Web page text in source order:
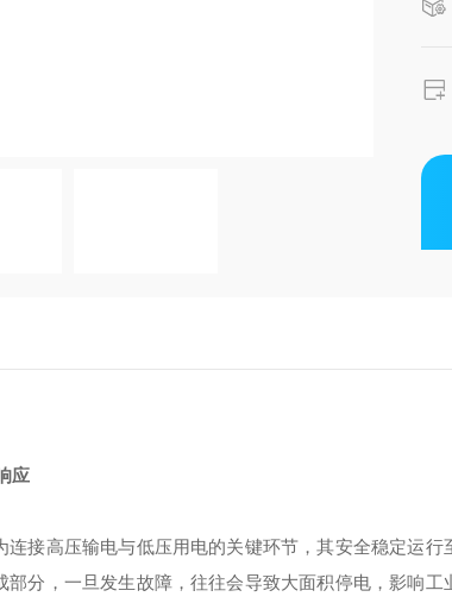
应
接高压输电与低压用电的关键环节，其安全稳定运
部分，一旦发生故障，往往会导致大面积停电，影响